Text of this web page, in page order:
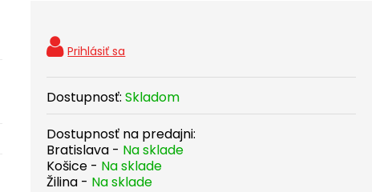
Dostupnosť: Skladom
Dostupnosť na predajni:
Bratislava - Na sklade
Košice - Na sklade
Žilina - Na sklade